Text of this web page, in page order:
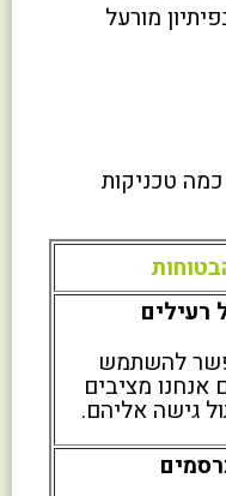
מורעל
טכניקות
רעילים
להשתמש
אנחנו מציבים
גישה אליהם.